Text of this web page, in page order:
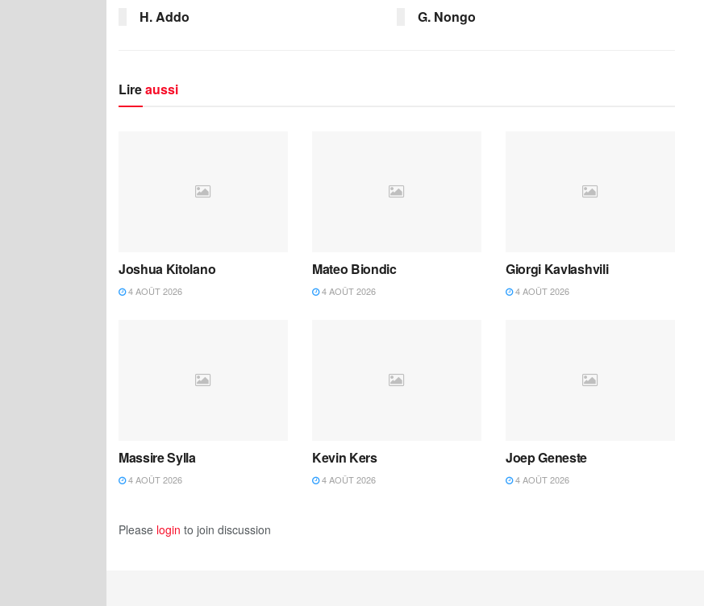
H. Addo G. Nongo
Lireaussi
Joshua Kitolano
4 AOÛT 2026
Mateo Biondic
4 AOÛT 2026
Giorgi Kavlashvili
4 AOÛT 2026
Massire Sylla
4 AOÛT 2026
Kevin Kers
4 AOÛT 2026
Joep Geneste
4 AOÛT 2026
Please login to join discussion